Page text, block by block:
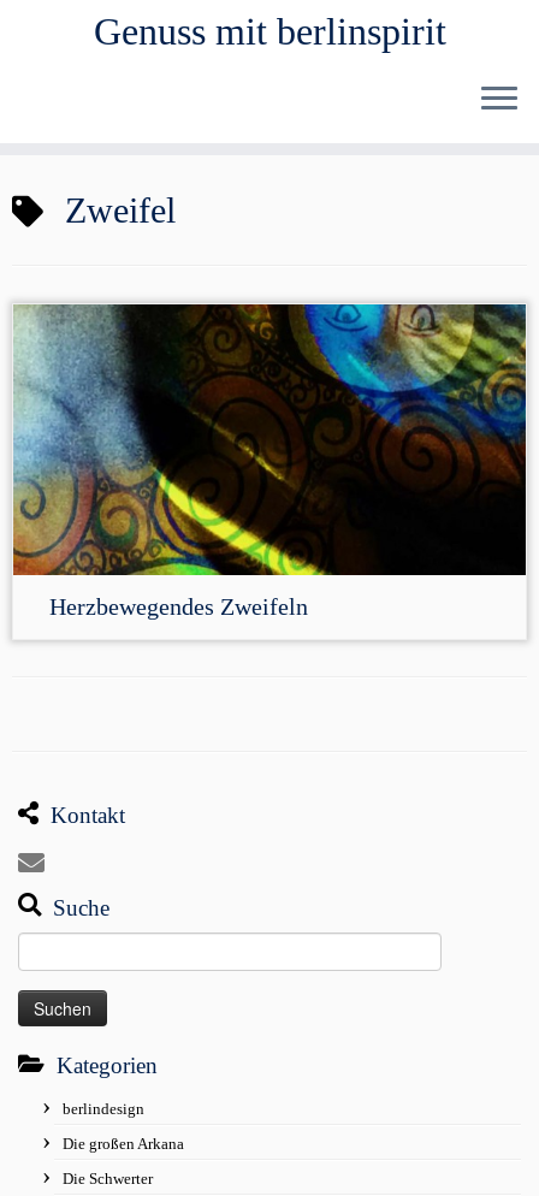
Inhalt
Genuss mit berlinspirit
Zweifel
Herzbewegendes Zweifeln
Kontakt
Suche
nach:
Kategorien
berlindesign
Die großen Arkana
Die Schwerter